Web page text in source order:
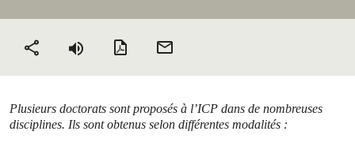
Partager Version PDF
Plusieurs doctorats sont proposés à l’ICP dans de nombreuses
disciplines. Ils sont obtenus selon différentes modalités :